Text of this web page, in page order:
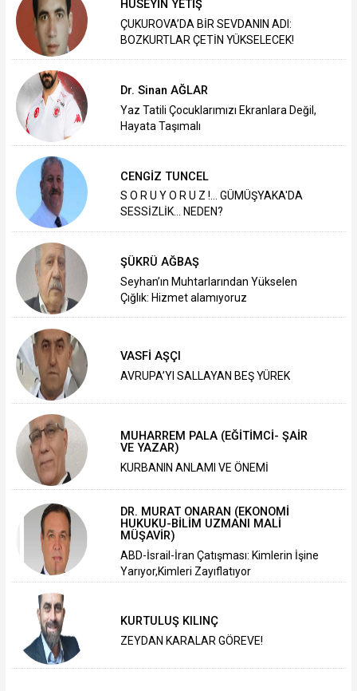
HÜSEYİN YETİŞ
ÇUKUROVA’DA BİR SEVDANIN ADI:
BOZKURTLAR ÇETİN YÜKSELECEK!
Dr. Sinan AĞLAR
Yaz Tatili Çocuklarımızı Ekranlara Değil,
Hayata Taşımalı
CENGİZ TUNCEL
S O R U Y O R U Z !... GÜMÜŞYAKA'DA
SESSİZLİK... NEDEN?
ŞÜKRÜ AĞBAŞ
Seyhan’ın Muhtarlarından Yükselen
Çığlık: Hizmet alamıyoruz
VASFİ AŞÇI
AVRUPA’YI SALLAYAN BEŞ YÜREK
MUHARREM PALA (EĞİTİMCİ- ŞAİR
VE YAZAR)
KURBANIN ANLAMI VE ÖNEMİ
DR. MURAT ONARAN (EKONOMİ
HUKUKU-BİLİM UZMANI MALİ
MÜŞAVİR)
ABD-İsrail-İran Çatışması: Kimlerin İşine
Yarıyor,Kimleri Zayıflatıyor
KURTULUŞ KILINÇ
ZEYDAN KARALAR GÖREVE!